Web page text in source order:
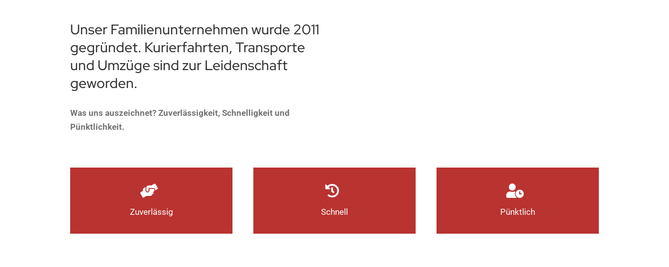
Unser Familienunternehmen wurde 2011
gegründet. Kurierfahrten, Transporte
und Umzüge sind zur Leidenschaft
geworden.
Was uns auszeichnet? Zuverlässigkeit, Schnelligkeit und
Pünktlichkeit.
Zuverlässig Schnell Pünktlich